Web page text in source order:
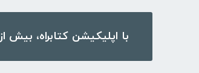
با اپلیکیشن کتابراه، بیش از ۵۰،۰۰۰ کتاب، کتاب صوتی و رمان را در موبایل و تبلت خود داشته باشید!